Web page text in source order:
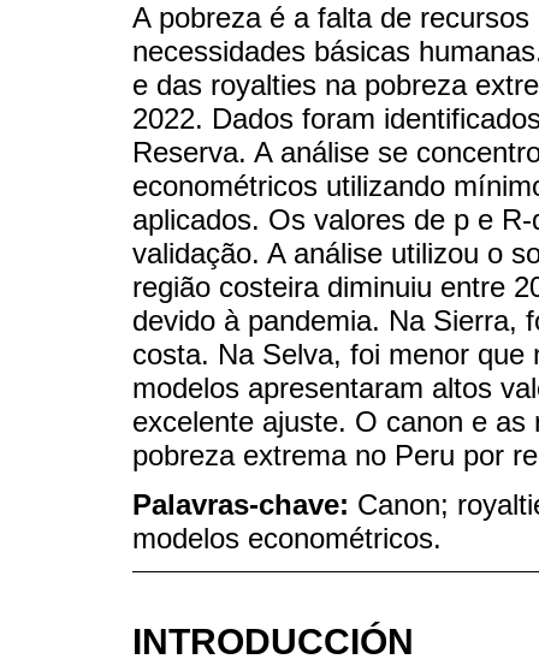
A pobreza é a falta de
necessidades básicas
e das royalties na pobreza
2022. Dados foram
Reserva. A análise se
econométricos utilizando
aplicados. Os valores de p e
validação. A análise utilizou o
região costeira diminuiu entre
devido à pandemia. Na Sierra,
costa. Na Selva, foi menor
modelos apresentaram altos
excelente ajuste. O canon e
pobreza extrema no Peru por
Palavras-chave: Canon;
modelos econométricos.
INTRODUCCIÓN